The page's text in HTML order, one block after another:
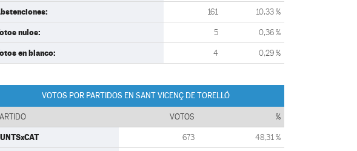
161 10,33 %
nulos: 5 0,36 %
en blanco: 4 0,29 %
VOTOS POR PARTIDOS EN SANT VICENÇ DE TORELLÓ
VOTOS %
673 48,31 %